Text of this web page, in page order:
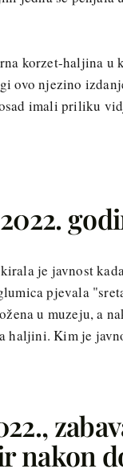
korzet-haljina
ovo njezino
imali priliku
je javnost
pjevala
u muzeju, a
haljini. Kim je
nakon